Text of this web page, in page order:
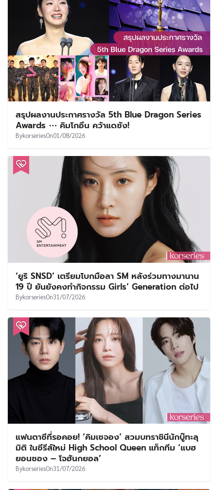
สรุปผลงานประกาศรางวัล 5th Blue Dragon Series
Awards ⋯ คิมโกอึน คว้าแดซัง!
BykorseriesOn01/08/2026
‘ยูริ SNSD’ เตรียมโบกมือลา SM หลังร่วมทางมานาน
19 ปี ยันยังคงทำกิจกรรม Girls’ Generation ต่อไป
BykorseriesOn31/07/2026
แฟนตาซีที่รอคอย! ‘คิมเซจอง’ สวมบทราชินีนักบู๊ทะลุ
มิติ ในซีรีส์ใหม่ High School Queen แท็กทีม ‘แบฮ
ยอนซอง – โจฮันกยอล’
BykorseriesOn31/07/2026